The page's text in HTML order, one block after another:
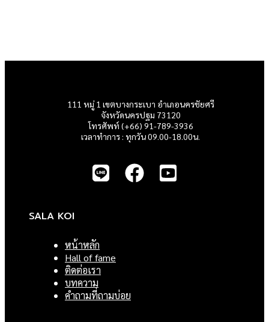
111 หมู่ 1 เขตบางกระเบา อำเภอนครชัยศรี
จังหวัดนครปฐม 73120
โทรศัพท์ (+66) 91-789-3936
เวลาทำการ : ทุกวัน 09.00-18.00น.
SALA KOI
หน้าหลัก
Hall of fame
ติดต่อเรา
บทความ
คำถามที่ถามบ่อย